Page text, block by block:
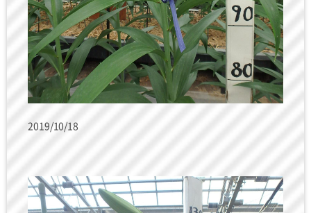
2019/10/18